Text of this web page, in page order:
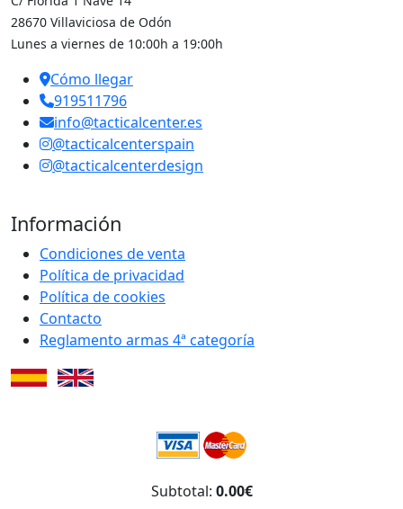
28670 Villaviciosa de Odón
Lunes a viernes de 10:00h a 19:00h
Cómo llegar
919511796
info@tacticalcenter.es
@tacticalcenterspain
@tacticalcenterdesign
Información
Condiciones de venta
Política de privacidad
Política de cookies
Contacto
Reglamento armas 4ª categoría
Subtotal: 0.00€